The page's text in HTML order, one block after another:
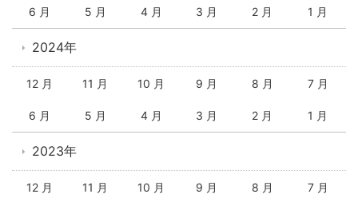
6 月 5 月 4 月 3 月 2 月 1 月
2024年
12 月 11 月 10 月 9 月 8 月 7 月
6 月 5 月 4 月 3 月 2 月 1 月
2023年
12 月 11 月 10 月 9 月 8 月 7 月